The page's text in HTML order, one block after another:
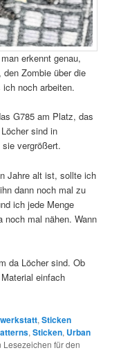
erkennt genau,
Zombie über die
noch arbeiten.
G785 am Platz, das
sind in
vergrößert.
Jahre alt ist, sollte ich
dann noch mal zu
ich jede Menge
noch mal nähen. Wann
da Löcher sind. Ob
einfach
,Sticken
,Sticken, Urban
Lesezeichen für den